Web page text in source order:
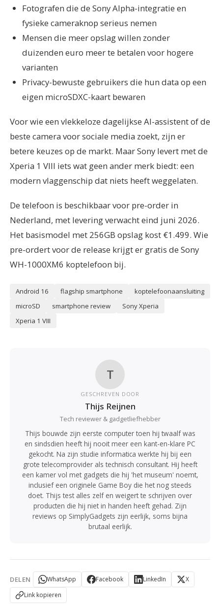
Fotografen die de Sony Alpha-integratie en
fysieke cameraknop serieus nemen
Mensen die meer opslag willen zonder
duizenden euro meer te betalen voor hogere
varianten
Privacy-bewuste gebruikers die hun data op een
eigen microSDXC-kaart bewaren
Voor wie een vlekkeloze dagelijkse AI-assistent of de
beste camera voor sociale media zoekt, zijn er
betere keuzes op de markt. Maar Sony levert met de
Xperia 1 VIII iets wat geen ander merk biedt: een
modern vlaggenschip dat niets heeft weggelaten.
De telefoon is beschikbaar voor pre-order in
Nederland, met levering verwacht eind juni 2026.
Het basismodel met 256GB opslag kost €1.499. Wie
pre-ordert voor de release krijgt er gratis de Sony
WH-1000XM6 koptelefoon bij.
Android 16 flagship smartphone
koptelefoonaansluiting
microSD
smartphone review
Sony Xperia
Xperia 1 VIII
T
GESCHREVEN DOOR
Thijs Reijnen
Tech reviewer & gadgetliefhebber
Thijs bouwde zijn eerste computer toen hij twaalf was
en sindsdien heeft hij nooit meer een kant-en-klare PC
gekocht. Na zijn studie informatica werkte hij bij een
grote telecomprovider als technisch consultant. Hij heeft
een kamer vol met gadgets die hij 'het museum' noemt,
inclusief een originele Game Boy die het nog steeds
doet. Thijs test alles zelf en weigert te schrijven over
producten die hij niet in handen heeft gehad. Zijn
reviews op SimplyGadgets zijn eerlijk, soms bijna
brutaal eerlijk.
DELEN WhatsApp Facebook LinkedIn
X
Link kopieren